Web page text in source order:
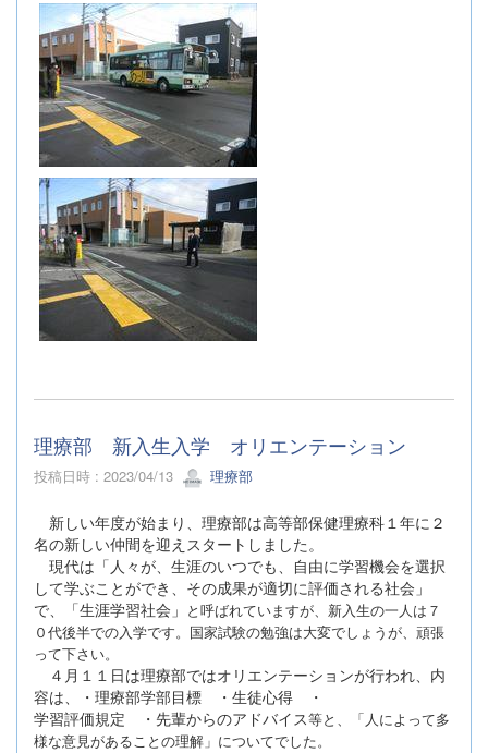
理療部 新入生入学 オリエンテーション
投稿日時 : 2023/04/13 理療部
新しい年度が始まり、理療部は高等部保健理療科１年に２
名の新しい仲間を迎えスタートしました。
現代は「人々が、生涯のいつでも、自由に学習機会を選択
して学ぶことができ、その成果が適切に評価される社会」
で、「生涯学習社会」 と呼ばれていますが、新入生の一人は７
０代後半での入学です。国家試験の勉強は大変でしょうが、頑張
って下さい。
４月１１日は理療部ではオリエンテーションが行われ、内
容は、・理療部学部目標 ・生徒心得 ・
学習評価規定 ・先輩からのアドバイス等と、「人によって多
様な意見があることの理解」についてでした。